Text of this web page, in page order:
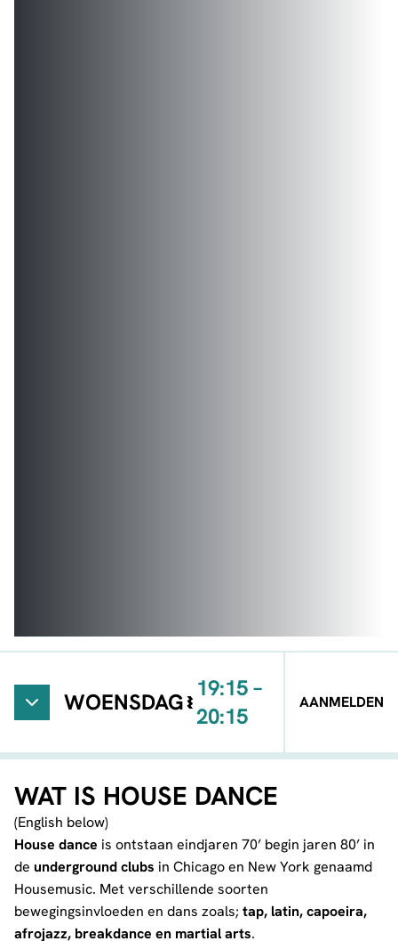
WOENSDAG
19:15 –
20:15
NKOSI
AANMELDEN
WAT IS HOUSE DANCE
(English below)
House dance is ontstaan eindjaren 70’ begin jaren 80’ in
de underground clubs in Chicago en New York genaamd
Housemusic. Met verschillende soorten
bewegingsinvloeden en dans zoals; tap, latin, capoeira,
afrojazz, breakdance en martial arts.